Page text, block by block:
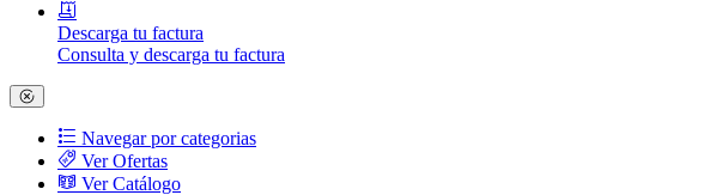
Descarga tu factura
Consulta y descarga tu factura
Navegar por categorias
Ver Ofertas
Ver Catálogo